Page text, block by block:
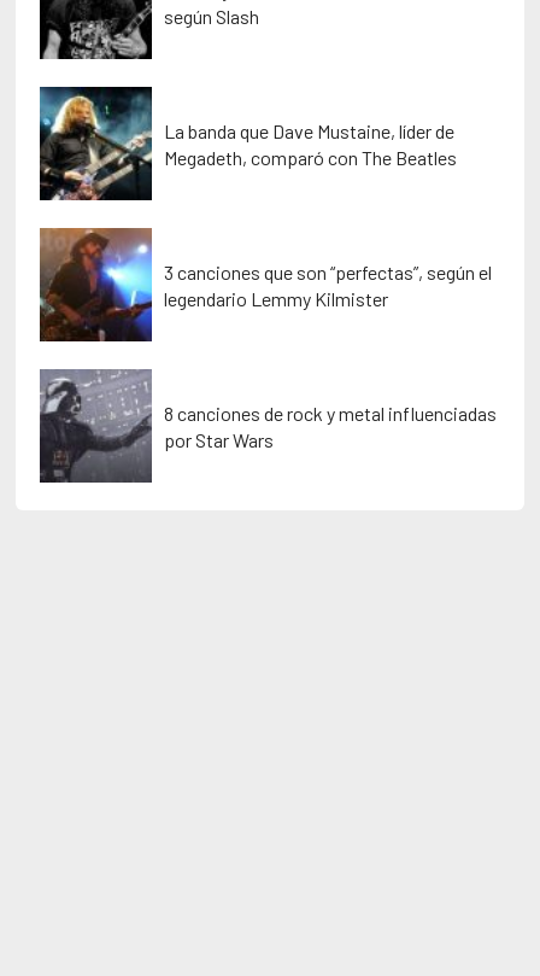
según Slash
La banda que Dave Mustaine, líder de
Megadeth, comparó con The Beatles
3 canciones que son “perfectas”, según el
legendario Lemmy Kilmister
8 canciones de rock y metal influenciadas
por Star Wars